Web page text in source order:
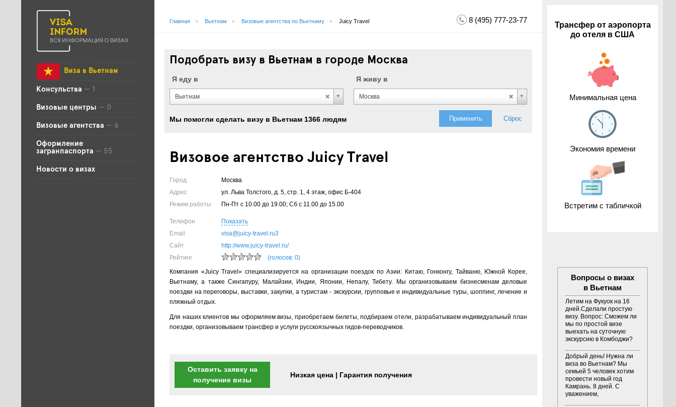
Виза в Вьетнам
Консульства — 1
Визовые центры — 0
Визовые агентства — 6
Оформление
загранпаспорта — 55
Новости о визах
Главная » Вьетнам » Визовые агентства по Вьетнаму » Juicy Travel 8 (495) 777-23-77
Подобрать визу в Вьетнам в городе Москва
Я еду в
Вьетнам
Я живу в
Москва
Мы помогли сделать визу в Вьетнам 1366 людям Применить Сброс
Визовое агентство Juicy Travel
Город
Москва
Адрес
ул. Льва Толстого, д. 5, стр. 1, 4 этаж, офис Б-404
Режим работы
Пн-Пт с 10.00 до 19.00; Сб с 11.00 до 15.00
Телефон
Показать
Email
visa@juicy-travel.ru3
Сайт
http://www.juicy-travel.ru/
Рейтинг
(голосов: 0)
Компания «Juicy Travel» специализируется на организации поездок по Азии: Китаю, Гонконгу, Тайваню, Южной Корее,
Вьетнаму, а также Сингапуру, Малайзии, Индии, Японии, Непалу, Тибету. Мы организовываем бизнесменам деловые
поездки на переговоры, выставки, закупки, а туристам - экскурсии, групповые и индивидуальные туры, шоппинг, лечение и
пляжный отдых.
Для наших клиентов мы оформляем визы, приобретаем билеты, подбираем отели, разрабатываем индивидуальный план
поездки, организовываем трансфер и услуги русскоязычных гидов-переводчиков.
Оставить заявку на
получение визы
Низкая цена | Гарантия получения
Трансфер от аэропорта
до отеля в США
Минимальная цена
Экономия времени
Встретим с табличкой
Вопросы о визах
в Вьетнам
Летим на Фукуок на 16
дней.Сделали простую
визу. Вопрос: Сможем ли
мы по простой визе
выехать на суточную
экскурсию в Комбоджи?
Добрый день! Нужна ли
виза во Вьетнам? Мы
семьей 5 человек хотим
провести новый год
Камрань. 8 дней. С
уважением,